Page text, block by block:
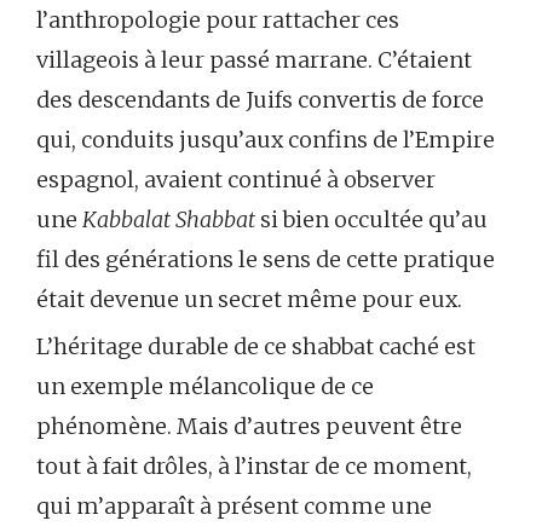
l’anthropologie pour rattacher ces
villageois à leur passé marrane. C’étaient
des descendants de Juifs convertis de force
qui, conduits jusqu’aux confins de l’Empire
espagnol, avaient continué à observer
une Kabbalat Shabbat si bien occultée qu’au
fil des générations le sens de cette pratique
était devenue un secret même pour eux.
L’héritage durable de ce shabbat caché est
un exemple mélancolique de ce
phénomène. Mais d’autres peuvent être
tout à fait drôles, à l’instar de ce moment,
qui m’apparaît à présent comme une